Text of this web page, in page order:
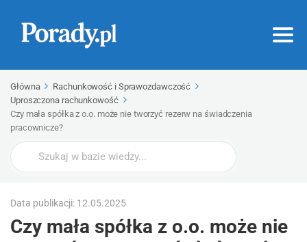
Główna
Rachunkowość i Sprawozdawczość
Uproszczona rachunkowość
Czy mała spółka z o.o. może nie tworzyć rezerw na świadczenia
pracownicze?
Wyszukaj
Data publikacji: 12.05.2025
Czy mała spółka z o.o. może nie